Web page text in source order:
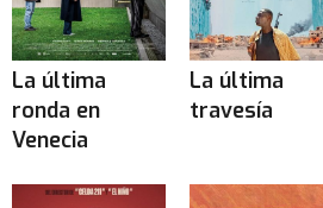
La última
ronda en
Venecia
La última
travesía